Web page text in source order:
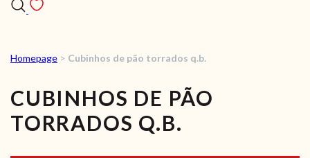
RECEITAS
VÍDEOS
RECEITAS VEGGIE
Homepage > Cubinhos de pão torrados q.b.
CUBINHOS DE PÃO
TORRADOS Q.B.